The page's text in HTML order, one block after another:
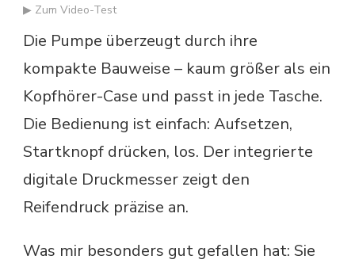
▶ Zum Video-Test
Die Pumpe überzeugt durch ihre
kompakte Bauweise – kaum größer als ein
Kopfhörer-Case und passt in jede Tasche.
Die Bedienung ist einfach: Aufsetzen,
Startknopf drücken, los. Der integrierte
digitale Druckmesser zeigt den
Reifendruck präzise an.
Was mir besonders gut gefallen hat: Sie